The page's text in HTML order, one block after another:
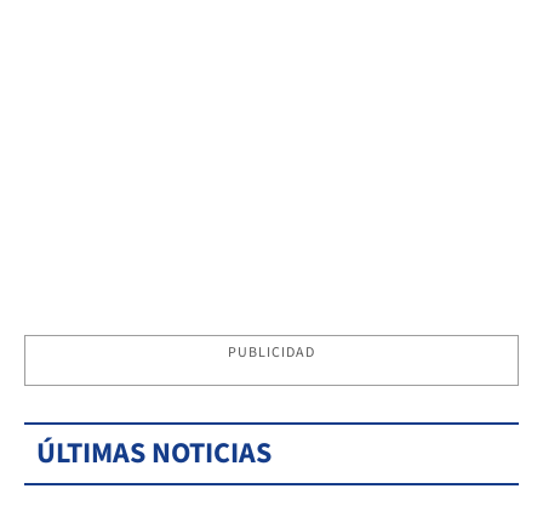
PUBLICIDAD
ÚLTIMAS NOTICIAS